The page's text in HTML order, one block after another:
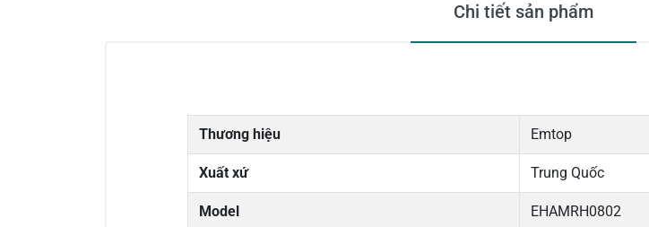
Chi tiết sản phẩm
Thương hiệu Emtop
Xuất xứ Trung Quốc
Model EHAMRH0802